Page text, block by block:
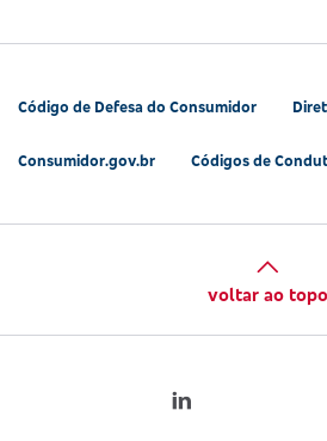
Código de Defesa do Consumidor
Consumidor.gov.br Códigos de
voltar ao topo